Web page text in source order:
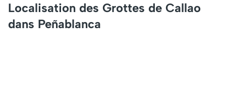
Localisation des Grottes de Callao
dans Peñablanca